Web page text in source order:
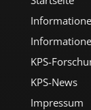
KPS-
KPS-News
Impressum